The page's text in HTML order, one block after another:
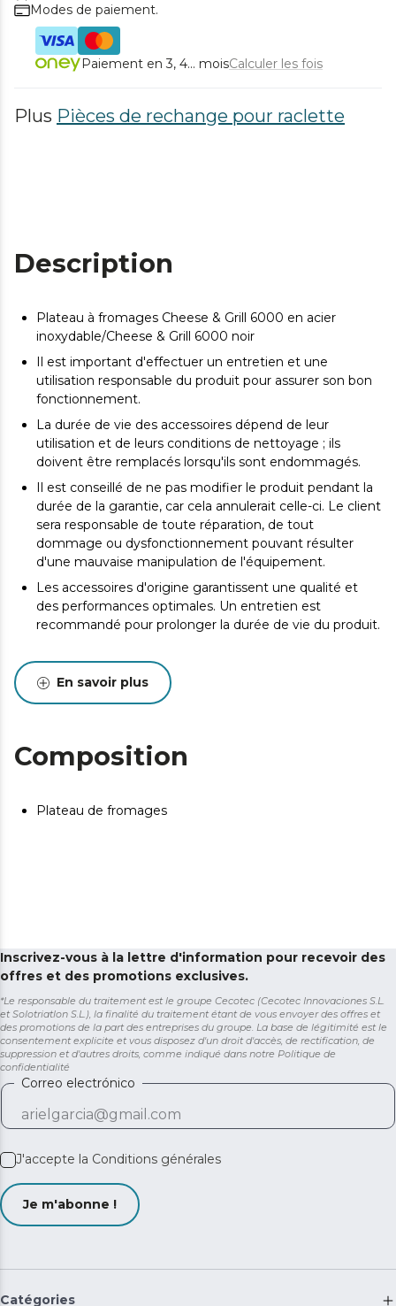
Modes de paiement.
Paiement en 3, 4... moisCalculer les fois
Plus Pièces de rechange pour raclette
Description
Plateau à fromages Cheese & Grill 6000 en acier
inoxydable/Cheese & Grill 6000 noir
Il est important d'effectuer un entretien et une
utilisation responsable du produit pour assurer son bon
fonctionnement.
La durée de vie des accessoires dépend de leur
utilisation et de leurs conditions de nettoyage ; ils
doivent être remplacés lorsqu'ils sont endommagés.
Il est conseillé de ne pas modifier le produit pendant la
durée de la garantie, car cela annulerait celle-ci. Le client
sera responsable de toute réparation, de tout
dommage ou dysfonctionnement pouvant résulter
d'une mauvaise manipulation de l'équipement.
Les accessoires d'origine garantissent une qualité et
des performances optimales. Un entretien est
recommandé pour prolonger la durée de vie du produit.
En savoir plus
Composition
Plateau de fromages
Inscrivez-vous à la lettre d'information pour recevoir des
offres et des promotions exclusives.
*Le responsable du traitement est le groupe Cecotec (Cecotec Innovaciones S.L.
et Solotriatlon S.L.), la finalité du traitement étant de vous envoyer des offres et
des promotions de la part des entreprises du groupe. La base de légitimité est le
consentement explicite et vous disposez d'un droit d'accès, de rectification, de
suppression et d'autres droits, comme indiqué dans notre Politique de
confidentialité
Correo electrónico
J'accepte la Conditions générales
Je m'abonne !
Catégories